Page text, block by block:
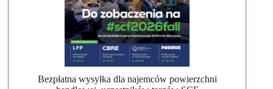
Bezpłatna wysyłka dla najemców powierzchni